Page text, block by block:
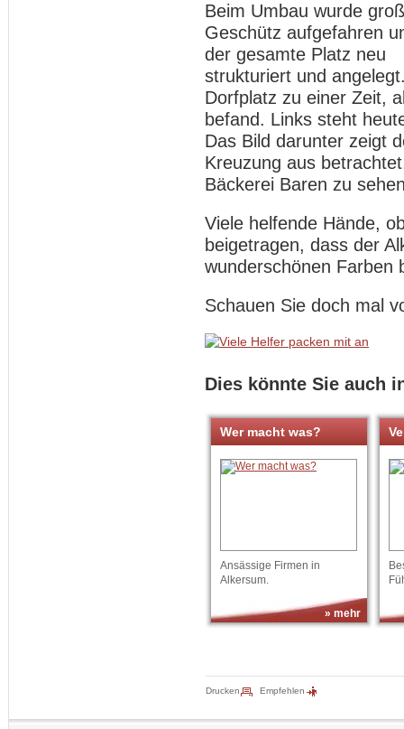
Beim Umbau wurde
Geschütz aufgefahren
der gesamte Platz neu
strukturiert und
Dorfplatz zu einer Zeit,
befand. Links steht
Das Bild darunter zeigt
Kreuzung aus
Bäckerei Baren zu
Viele helfende Hände,
beigetragen, dass der
wunderschönen Farben
Schauen Sie doch mal
Dies könnte Sie auch
Wer macht was?
Ansässige Firmen in
Alkersum.
» mehr
Drucken Empfehlen